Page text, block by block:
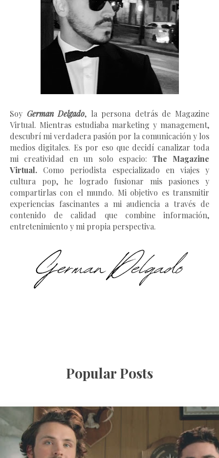
Soy German Delgado, la persona detrás de Magazine
Virtual. Mientras estudiaba marketing y management,
descubrí mi verdadera pasión por la comunicación y los
medios digitales. Es por eso que decidí canalizar toda
mi creatividad en un solo espacio: The Magazine
Virtual. Como periodista especializado en viajes y
cultura pop, he logrado fusionar mis pasiones y
compartirlas con el mundo. Mi objetivo es transmitir
experiencias fascinantes a mi audiencia a través de
contenido de calidad que combine información,
entretenimiento y mi propia perspectiva.
Popular Posts